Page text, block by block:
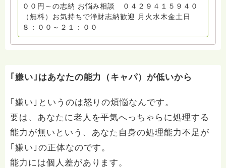
００円～の志納 お悩み相談 ０４２９４１５９４０
（無料）お気持ちで浄財志納歓迎 月火水木金土日
８：００～２１：００
｢嫌い｣はあなたの能力（キャパ）が低いから
｢嫌い｣というのは怒りの煩悩なんです。
要は、あなたに老人を平気へっちゃらに処理する
能力が無いという、あなた自身の処理能力不足が
｢嫌い｣の正体なのです。
能力には個人差があります。